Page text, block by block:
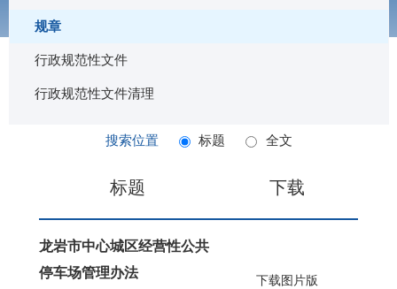
规章
行政规范性文件
行政规范性文件清理
搜索位置 标题 全文
标题 下载
龙岩市中心城区经营性公共
停车场管理办法
下载图片版